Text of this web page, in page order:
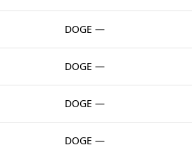
— DOGE
— DOGE
— DOGE
— DOGE